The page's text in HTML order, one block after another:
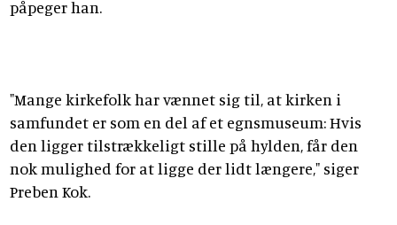
påpeger han.
"Mange kirkefolk har vænnet sig til, at kirken i
samfundet er som en del af et egnsmuseum: Hvis
den ligger tilstrækkeligt stille på hylden, får den
nok mulighed for at ligge der lidt længere," siger
Preben Kok.